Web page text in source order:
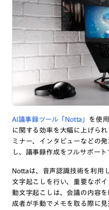
AI議事録ツール「Notta」
を使
に関する効率を大幅に上げら
ミナー、インタビューなどの
し、議事録作成をフルサポート
Nottaは、音声認識技術を利用
文字起こしを行い、重要なポ
動文字起こしは、会議の内容
成者が手動でメモを取る際に見